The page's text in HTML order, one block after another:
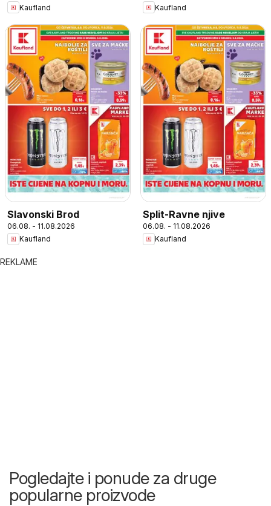
Kaufland
Kaufland
Slavonski Brod
06.08. - 11.08.2026
Kaufland
Split-Ravne njive
06.08. - 11.08.2026
Kaufland
REKLAME
Pogledajte i ponude za druge
popularne proizvode